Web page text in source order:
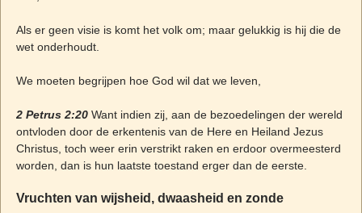
Als er geen visie is komt het volk om; maar gelukkig is hij die de
wet onderhoudt.
We moeten begrijpen hoe God wil dat we leven,
2 Petrus 2:20Want indien zij, aan de bezoedelingen der wereld
ontvloden door de erkentenis van de Here en Heiland Jezus
Christus, toch weer erin verstrikt raken en erdoor overmeesterd
worden, dan is hun laatste toestand erger dan de eerste.
Vruchten van wijsheid, dwaasheid en zonde